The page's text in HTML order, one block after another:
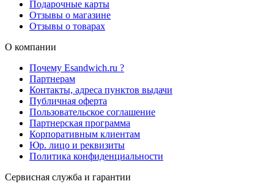
Подарочные карты
Отзывы о магазине
Отзывы о товарах
О компании
Почему Esandwich.ru ?
Партнерам
Контакты, адреса пунктов выдачи
Публичная оферта
Пользовательское соглашение
Партнерская программа
Корпоративным клиентам
Юр. лицо и реквизиты
Политика конфиденциальности
Сервисная служба и гарантии